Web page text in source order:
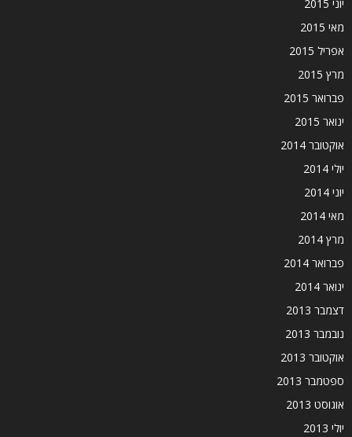
יוני 2015
מאי 2015
אפריל 2015
מרץ 2015
פברואר 2015
ינואר 2015
אוקטובר 2014
יולי 2014
יוני 2014
מאי 2014
מרץ 2014
פברואר 2014
ינואר 2014
דצמבר 2013
נובמבר 2013
אוקטובר 2013
ספטמבר 2013
אוגוסט 2013
יולי 2013